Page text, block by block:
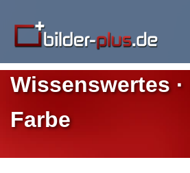
Wissenswertes ·
Farbe